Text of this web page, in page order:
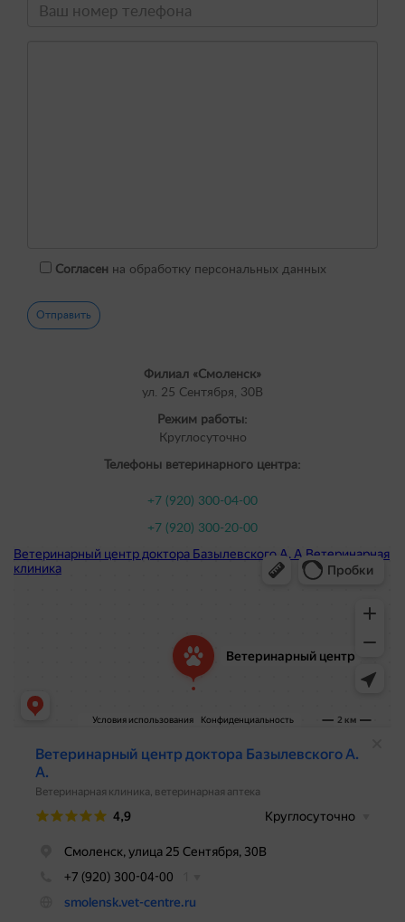
Согласен на обработку персональных данных
Филиал «Смоленск»
ул. 25 Сентября, 30В
Режим работы:
Круглосуточно
Телефоны ветеринарного центра:
+7 (920) 300-04-00
+7 (920) 300-20-00